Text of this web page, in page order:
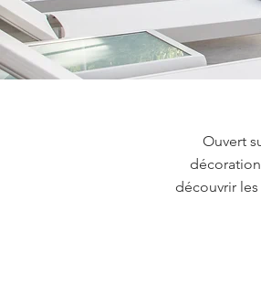
Ouvert
découvrir